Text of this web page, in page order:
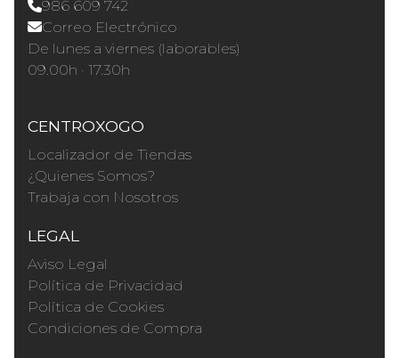
986 609 742
Correo Electrónico
De lunes a viernes (laborables)
09.00h · 17.30h
CENTROXOGO
Localizador de Tiendas
¿Quienes Somos?
Trabaja con Nosotros
LEGAL
Aviso Legal
Política de Privacidad
Política de Cookies
Condiciones de Compra